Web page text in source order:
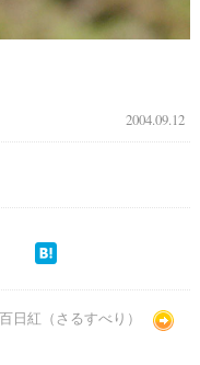
2004.09.12
百日紅（さるすべり）